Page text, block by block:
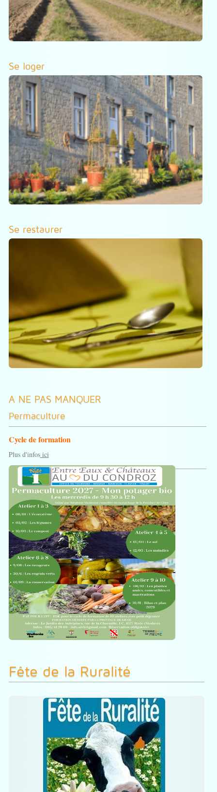
Se loger
Se restaurer
A NE PAS MANQUER
Permaculture
Cycle de formation
Plus d'infosici
Fête de la Ruralité